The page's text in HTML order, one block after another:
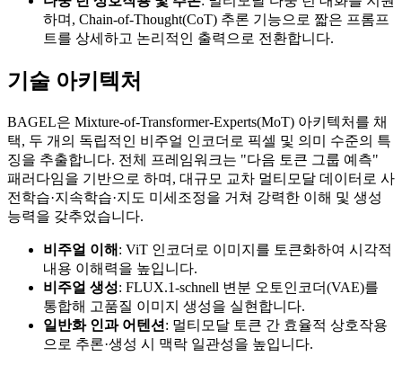
하며, Chain-of-Thought(CoT) 추론 기능으로 짧은 프롬프
트를 상세하고 논리적인 출력으로 전환합니다.
기술 아키텍처
BAGEL은 Mixture-of-Transformer-Experts(MoT) 아키텍처를 채
택, 두 개의 독립적인 비주얼 인코더로 픽셀 및 의미 수준의 특
징을 추출합니다. 전체 프레임워크는 "다음 토큰 그룹 예측"
패러다임을 기반으로 하며, 대규모 교차 멀티모달 데이터로 사
전학습·지속학습·지도 미세조정을 거쳐 강력한 이해 및 생성
능력을 갖추었습니다.
비주얼 이해 : ViT 인코더로 이미지를 토큰화하여 시각적
내용 이해력을 높입니다.
비주얼 생성: FLUX.1-schnell 변분 오토인코더(VAE)를
통합해 고품질 이미지 생성을 실현합니다.
일반화 인과 어텐션 : 멀티모달 토큰 간 효율적 상호작용
으로 추론·생성 시 맥락 일관성을 높입니다.